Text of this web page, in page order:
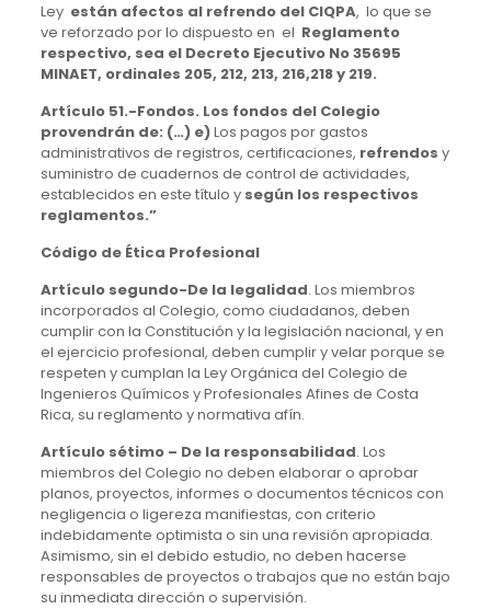
Ley están afectos al refrendo del CIQPA, lo que se
ve reforzado por lo dispuesto en el Reglamento
respectivo, sea el Decreto Ejecutivo No 35695
MINAET, ordinales 205, 212, 213, 216,218 y 219.
Artículo 51.-Fondos. Los fondos del Colegio
provendrán de: (…) e)Los pagos por gastos
administrativos de registros, certificaciones, refrendos y
suministro de cuadernos de control de actividades,
establecidos en este título y según los respectivos
reglamentos.”
Código de Ética Profesional
Artículo segundo-De la legalidad. Los miembros
incorporados al Colegio, como ciudadanos, deben
cumplir con la Constitución y la legislación nacional, y en
el ejercicio profesional, deben cumplir y velar porque se
respeten y cumplan la Ley Orgánica del Colegio de
Ingenieros Químicos y Profesionales Afines de Costa
Rica, su reglamento y normativa afín.
Artículo sétimo – De la responsabilidad. Los
miembros del Colegio no deben elaborar o aprobar
planos, proyectos, informes o documentos técnicos con
negligencia o ligereza manifiestas, con criterio
indebidamente optimista o sin una revisión apropiada.
Asimismo, sin el debido estudio, no deben hacerse
responsables de proyectos o trabajos que no están bajo
su inmediata dirección o supervisión.